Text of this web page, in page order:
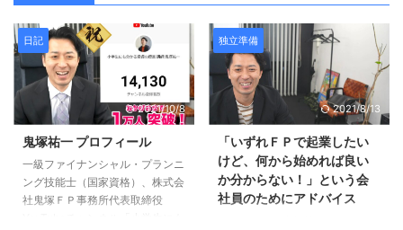
日記
2021/10/8
鬼塚祐一 プロフィール
一級ファイナンシャル・プランニ
ング技能士（国家資格）、株式会
社鬼塚ＦＰ事務所代表取締役
独立準備
2021/8/13
「いずれＦＰで起業したい
けど、何から始めれば良い
か分からない！」という会
社員のためにアドバイス